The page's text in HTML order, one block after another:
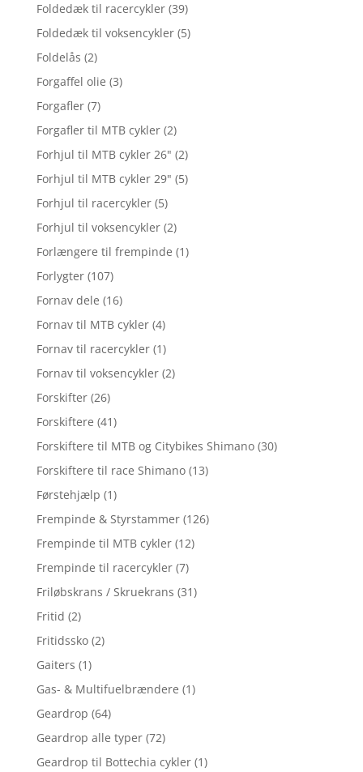
Foldedæk til racercykler (39)
Foldedæk til voksencykler (5)
Foldelås (2)
Forgaffel olie (3)
Forgafler (7)
Forgafler til MTB cykler (2)
Forhjul til MTB cykler 26" (2)
Forhjul til MTB cykler 29" (5)
Forhjul til racercykler (5)
Forhjul til voksencykler (2)
Forlængere til frempinde (1)
Forlygter (107)
Fornav dele (16)
Fornav til MTB cykler (4)
Fornav til racercykler (1)
Fornav til voksencykler (2)
Forskifter (26)
Forskiftere (41)
Forskiftere til MTB og Citybikes Shimano (30)
Forskiftere til race Shimano (13)
Førstehjælp (1)
Frempinde & Styrstammer (126)
Frempinde til MTB cykler (12)
Frempinde til racercykler (7)
Friløbskrans / Skruekrans (31)
Fritid (2)
Fritidssko (2)
Gaiters (1)
Gas- & Multifuelbrændere (1)
Geardrop (64)
Geardrop alle typer (72)
Geardrop til Bottechia cykler (1)